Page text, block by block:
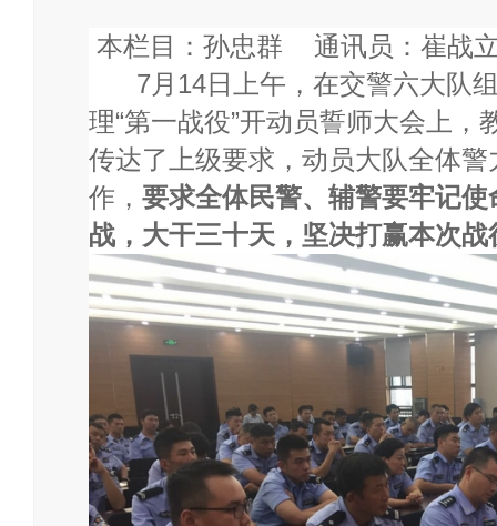
本栏目：孙忠群 通讯员：崔战
7月 14日上午，在交警六大队
理“第一战役”开动员誓师大会上
传达了上级要求，动员大队全体
作， 要求全体民警、辅警要牢记
战，大干三十天，坚决打赢本次战